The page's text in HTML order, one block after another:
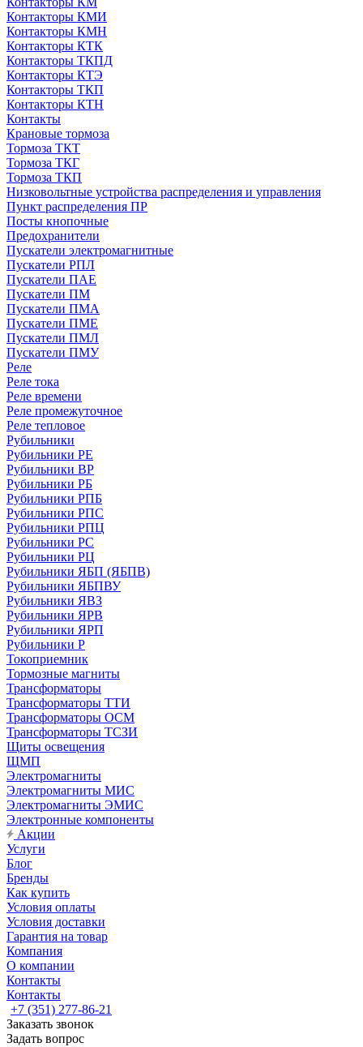
Контакторы КМИ
Контакторы КМН
Контакторы КТК
Контакторы ТКПД
Контакторы КТЭ
Контакторы ТКП
Контакторы КТН
Контакты
Крановые тормоза
Тормоза ТКТ
Тормоза ТКГ
Тормоза ТКП
Низковольтные устройства распределения и управления
Пункт распределения ПР
Посты кнопочные
Предохранители
Пускатели электромагнитные
Пускатели РПЛ
Пускатели ПАЕ
Пускатели ПМ
Пускатели ПМА
Пускатели ПМЕ
Пускатели ПМЛ
Пускатели ПМУ
Реле
Реле тока
Реле времени
Реле промежуточное
Реле тепловое
Рубильники
Рубильники РЕ
Рубильники ВР
Рубильники РБ
Рубильники РПБ
Рубильники РПС
Рубильники РПЦ
Рубильники РС
Рубильники РЦ
Рубильники ЯБП (ЯБПВ)
Рубильники ЯБПВУ
Рубильники ЯВЗ
Рубильники ЯРВ
Рубильники ЯРП
Рубильники Р
Токоприемник
Тормозные магниты
Трансформаторы
Трансформаторы ТТИ
Трансформаторы ОСМ
Трансформаторы ТСЗИ
Щиты освещения
ЩМП
Электромагниты
Электромагниты МИС
Электромагниты ЭМИС
Электронные компоненты
Акции
Услуги
Блог
Бренды
Как купить
Условия оплаты
Условия доставки
Гарантия на товар
Компания
О компании
Контакты
Контакты
+7 (351) 277-86-21
Заказать звонок
Задать вопрос